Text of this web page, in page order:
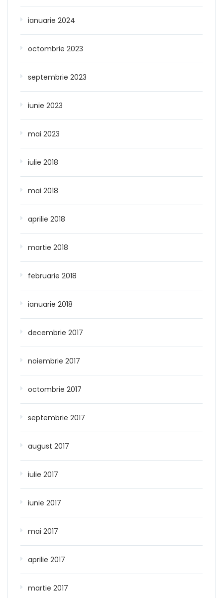
ianuarie 2024
octombrie 2023
septembrie 2023
iunie 2023
mai 2023
iulie 2018
mai 2018
aprilie 2018
martie 2018
februarie 2018
ianuarie 2018
decembrie 2017
noiembrie 2017
octombrie 2017
septembrie 2017
august 2017
iulie 2017
iunie 2017
mai 2017
aprilie 2017
martie 2017